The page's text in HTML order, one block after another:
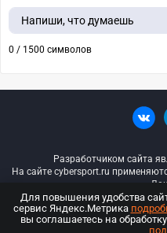
Напиши, что думаешь
0 / 1500 символов
Разработчиком сайта
На сайте cybersport.ru
© ООО
Для повышения удобства
сервис Яндекс.Метрика
вы соглашаетесь на